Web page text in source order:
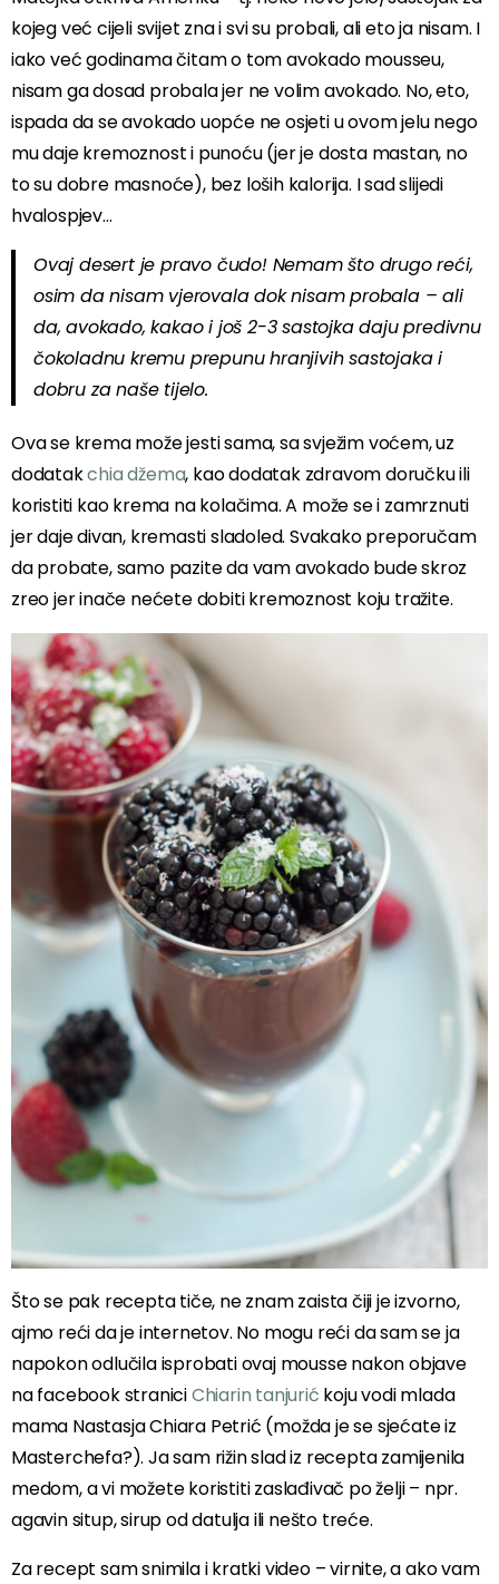
kojeg već cijeli svijet zna i svi su probali, ali eto ja nisam. I
iako već godinama čitam o tom avokado mousseu,
nisam ga dosad probala jer ne volim avokado. No, eto,
ispada da se avokado uopće ne osjeti u ovom jelu nego
mu daje kremoznost i punoću (jer je dosta mastan, no
to su dobre masnoće), bez loših kalorija. I sad slijedi
hvalospjev…
Ovaj desert je pravo čudo! Nemam što drugo reći,
osim da nisam vjerovala dok nisam probala – ali
da, avokado, kakao i još 2-3 sastojka daju predivnu
čokoladnu kremu prepunu hranjivih sastojaka i
dobru za naše tijelo.
Ova se krema može jesti sama, sa svježim voćem, uz
dodatakchia džema, kao dodatak zdravom doručku ili
koristiti kao krema na kolačima. A može se i zamrznuti
jer daje divan, kremasti sladoled. Svakako preporučam
da probate, samo pazite da vam avokado bude skroz
zreo jer inače nećete dobiti kremoznost koju tražite.
Što se pak recepta tiče, ne znam zaista čiji je izvorno,
ajmo reći da je internetov. No mogu reći da sam se ja
napokon odlučila isprobati ovaj mousse nakon objave
na facebook straniciChiarin tanjurić koju vodi mlada
mama Nastasja Chiara Petrić (možda je se sjećate iz
Masterchefa?). Ja sam rižin slad iz recepta zamijenila
medom, a vi možete koristiti zaslađivač po želji – npr.
agavin situp, sirup od datulja ili nešto treće.
Za recept sam snimila i kratki video – virnite, a ako vam